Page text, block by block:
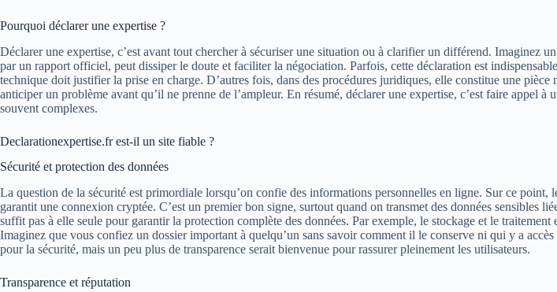
Pourquoi déclarer une expertise ?
Déclarer une expertise, c’est avant tout chercher à sécuriser une situation ou à clarifier un différend. Imaginez
par un rapport officiel, peut dissiper le doute et faciliter la négociation. Parfois, cette déclaration est
technique doit justifier la prise en charge. D’autres fois, dans des procédures juridiques, elle constitue une
anticiper un problème avant qu’il ne prenne de l’ampleur. En résumé, déclarer une expertise, c’est faire appel
souvent complexes.
Declarationexpertise.fr est-il un site fiable ?
Sécurité et protection des données
La question de la sécurité est primordiale lorsqu’on confie des informations personnelles en ligne. Sur ce
garantit une connexion cryptée. C’est un premier bon signe, surtout quand on transmet des données sensibles
suffit pas à elle seule pour garantir la protection complète des données. Par exemple, le stockage et le
Imaginez que vous confiez un dossier important à quelqu’un sans savoir comment il le conserve ni qui y a
pour la sécurité, mais un peu plus de transparence serait bienvenue pour rassurer pleinement les utilisateurs.
Transparence et réputation